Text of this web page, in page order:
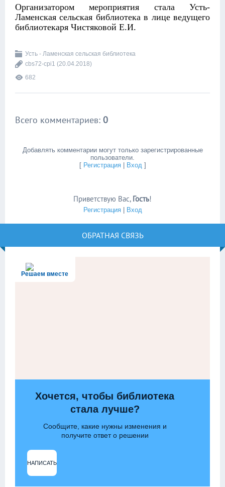
Организатором мероприятия стала Усть-
Ламенская сельская библиотека в лице ведущего
библиотекаря Чистяковой Е.И.
Усть - Ламенская сельская библиотека
cbs72-cpi1 (20.04.2018)
682
Всего комментариев: 0
Добавлять комментарии могут только зарегистрированные
пользователи.
[ Регистрация| Вход]
Приветствую Вас, Гость!
Регистрация| Вход
ОБРАТНАЯ СВЯЗЬ
Решаем вместе
Хочется, чтобы библиотека
стала лучше?
Сообщите, какие нужны изменения и
получите ответ о решении
НАПИСАТЬ